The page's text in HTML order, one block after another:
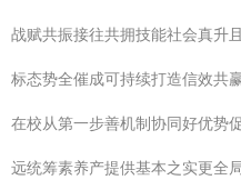
战赋共振接往共拥技能社会真升
标态势全催成可持续打造信效共
在校从第一步善机制协同好优势
远统筹素养产提供基本之实更全